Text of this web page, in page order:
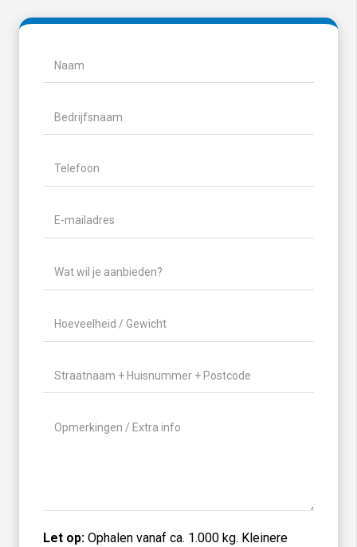
Naam
Bedrijfsnaam
Telefoon
mailadres(Vereist)
Wat
wil
aanbieden?
Hoeveelheid
/
Locatie (Vereist)
Geen
Let op: Ophalen vanaf ca. 1.000 kg. Kleinere